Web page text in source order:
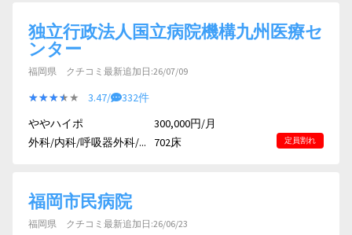
独立行政法人国立病院機構九州医療セ
ンター
福岡県 クチコミ最新追加日:26/07/09
★★★★★
★★★★★ 3.47/
332件
ややハイポ
外科/内科/呼吸器外科/...
300,000円/月
702床
定員割れ
福岡市民病院
福岡県 クチコミ最新追加日:26/06/23